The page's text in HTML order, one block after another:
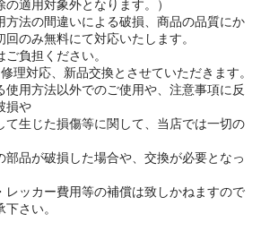
適用対象外となります。）
方法の間違いによる破損、商品の品質にか
のみ無料にて対応いたします。
負担ください。
理対応、新品交換とさせていただきます。
使用方法以外でのご使用や、注意事項に反
損や
て生じた損傷等に関して、当店では一切の
部品が破損した場合や、交換が必要となっ
レッカー費用等の補償は致しかねますので
さい。